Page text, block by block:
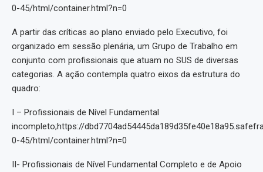
0-45/html/container.html?n=0
A partir das críticas ao plano enviado pelo Executivo, foi
organizado em sessão plenária, um Grupo de Trabalho em
conjunto com profissionais que atuam no SUS de diversas
categorias. A ação contempla quatro eixos da estrutura do
quadro:
I – Profissionais de Nível Fundamental
incompleto;https://
0-45/html/container.html?n=0
II- Profissionais de Nível Fundamental Completo e de Apoio